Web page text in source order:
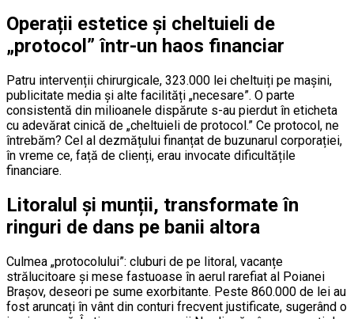
Operații estetice și cheltuieli de
„protocol” într-un haos financiar
Patru intervenții chirurgicale, 323.000 lei cheltuiți pe mașini,
publicitate media și alte facilități „necesare”. O parte
consistentă din milioanele dispărute s-au pierdut în eticheta
cu adevărat cinică de „cheltuieli de protocol.” Ce protocol, ne
întrebăm? Cel al dezmățului finanțat de buzunarul corporației,
în vreme ce, față de clienți, erau invocate dificultățile
financiare.
Litoralul și munții, transformate în
ringuri de dans pe banii altora
Culmea „protocolului”: cluburi de pe litoral, vacanțe
strălucitoare și mese fastuoase în aerul rarefiat al Poianei
Brașov, deseori pe sume exorbitante. Peste 860.000 de lei au
fost aruncați în vânt din conturi frecvent justificate, sugerând o